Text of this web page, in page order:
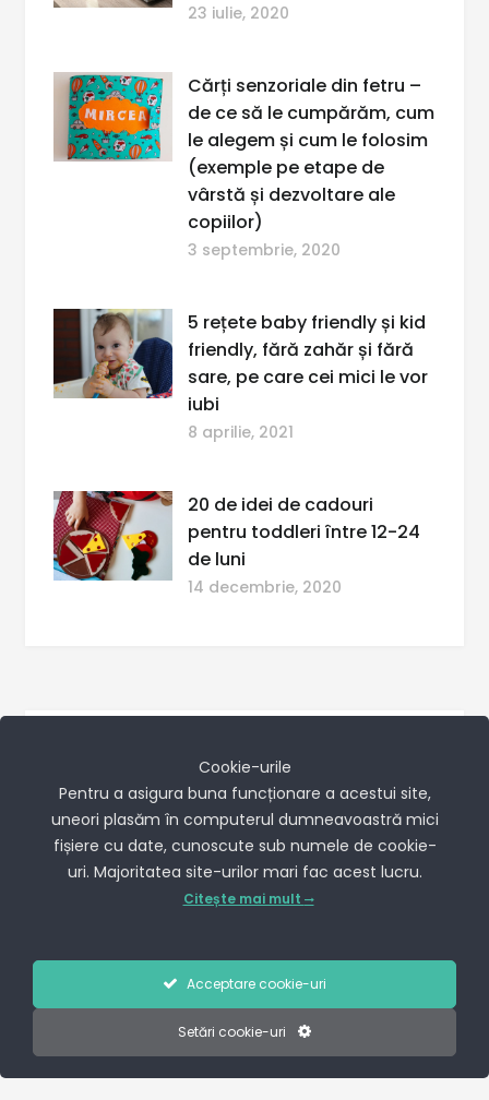
23 iulie, 2020
Cărți senzoriale din fetru –
de ce să le cumpărăm, cum
le alegem și cum le folosim
(exemple pe etape de
vârstă și dezvoltare ale
copiilor)
3 septembrie, 2020
5 rețete baby friendly și kid
friendly, fără zahăr și fără
sare, pe care cei mici le vor
iubi
8 aprilie, 2021
20 de idei de cadouri
pentru toddleri între 12-24
de luni
14 decembrie, 2020
Cookie-urile
Pentru a asigura buna funcționare a acestui site,
uneori plasăm în computerul dumneavoastră mici
fișiere cu date, cunoscute sub numele de cookie-
uri. Majoritatea site-urilor mari fac acest lucru.
Citește mai mult
Acceptare cookie-uri
Setări cookie-uri